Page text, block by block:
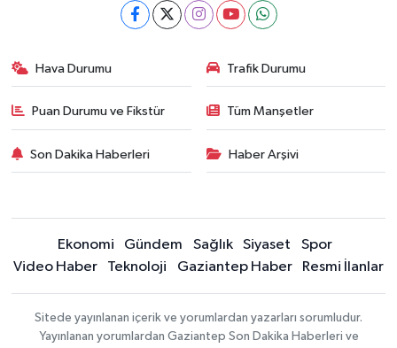
Hava Durumu Trafik Durumu
Puan Durumu ve Fikstür Tüm Manşetler
Son Dakika Haberleri Haber Arşivi
Ekonomi Gündem Sağlık Siyaset
Spor
Video Haber
Teknoloji Gaziantep Haber Resmi İlanlar
Sitede yayınlanan içerik ve yorumlardan yazarları sorumludur.
Yayınlanan yorumlardan Gaziantep Son Dakika Haberleri ve